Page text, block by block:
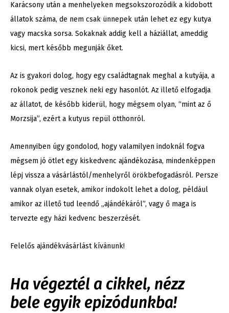
Karácsony után a menhelyeken megsokszorozódik a kidobott
állatok száma, de nem csak ünnepek után lehet ez egy kutya
vagy macska sorsa. Sokaknak addig kell a háziállat, ameddig
kicsi, mert később megunják őket.
Az is gyakori dolog, hogy egy családtagnak meghal a kutyája, a
rokonok pedig vesznek neki egy hasonlót. Az illető elfogadja
az állatot, de később kiderül, hogy mégsem olyan, “mint az ő
Morzsija”, ezért a kutyus repül otthonról.
Amennyiben úgy gondolod, hogy valamilyen indoknál fogva
mégsem jó ötlet egy kiskedvenc ajándékozása, mindenképpen
lépj vissza a vásárlástól/menhelyről örökbefogadásról. Persze
vannak olyan esetek, amikor indokolt lehet a dolog, például
amikor az illető tud leendő „ajándékáról”, vagy ő maga is
tervezte egy házi kedvenc beszerzését.
Felelős ajándékvásárlást kívánunk!
Ha végeztél a cikkel, nézz
bele egyik epizódunkba!